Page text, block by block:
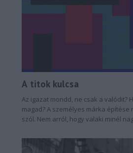
A titok kulcsa
Az igazat mondd, ne csak a valódit?
magad? A személyes márka építése nem az önfényezésről
szól. Nem arról, hogy valaki minél